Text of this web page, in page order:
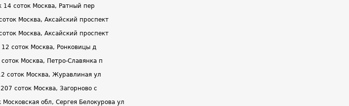
14 соток Москва, Ратный пер
Москва, Аксайский проспект
Москва, Аксайский проспект
соток Москва, Ронковицы д
Москва, Петро-Славянка п
соток Москва, Журавлиная ул
соток Москва, Загорново с
обл, Сергея Белокурова ул